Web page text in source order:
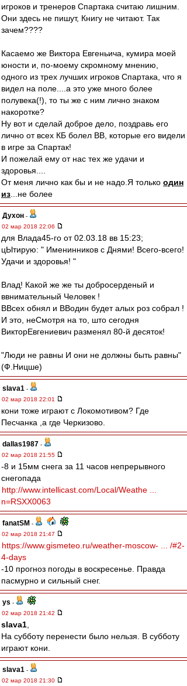
игроков и тренеров Спартака считаю лишним.
Они здесь не пишут, Книгу не читают. Так
зачем????
Касаемо же Виктора Евгеньича, кумира моей
юности и, по-моему скромному мнению,
одного из трех лучших игроков Спартака, что я
видел на поле....а это уже много более
полувека(!), то ты же с ним лично знаком
накоротке?
Ну вот и сделай доброе дело, поздравь его
лично от всех КБ болел ВВ, которые его видели
в игре за Спартак!
И пожелай ему от нас тех же удачи и
здоровья....
От меня лично как бы и не надо.Я только один
из ...не более
Духон -
02 мар 2018 22:06
для Влада45-го от 02.03.18 вв 15:23;
цЫтирую: " Именинников с Днями! Всего-всего!
Удачи и здоровья! "
Влад! Какой же же ты добросерденый и
ввнимательный Человек !
ВВсех обнял и ВВодин будет алых роз собрал !
И это, неСмотря на то, што сегодня
ВикторЕвгениевич разменял 80-й десяток!
"Люди не равны И они не должны быть равны"
(Ф.Ницше)
slava1 -
02 мар 2018 22:01
кони тоже играют с Локомотивом? Где
Песчанка ,а где Черкизово.
dallas1987 -
02 мар 2018 21:55
-8 и 15мм снега за 11 часов непрерывного
снегопада
http://www.intellicast.com/Local/Weathe ...
n=RSXX0063
fanatSM -
02 мар 2018 21:47
https://www.gismeteo.ru/weather-moscow- ... /#2-
4-days
-10 прогноз погоды в воскресенье. Правда
пасмурно и сильный снег.
ys -
02 мар 2018 21:42
slava1
На субботу перенести было нельзя. В субботу
играют кони.
slava1 -
02 мар 2018 21:30